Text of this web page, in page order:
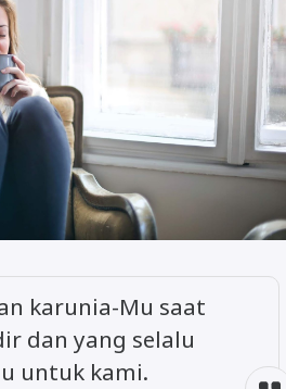
karunia-Mu saat
dan yang selalu
untuk kami.